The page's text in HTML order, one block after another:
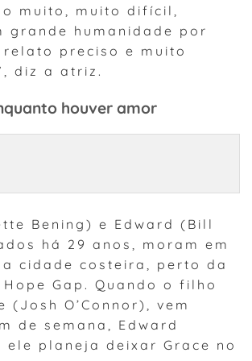
muito, muito difícil,
grande humanidade por
relato preciso e muito
diz a atriz.
houver amor
Bening) e Edward (Bill
há 29 anos, moram em
cidade costeira, perto da
Gap. Quando o filho
(Josh O’Connor), vem
de semana, Edward
ele planeja deixar Grace no